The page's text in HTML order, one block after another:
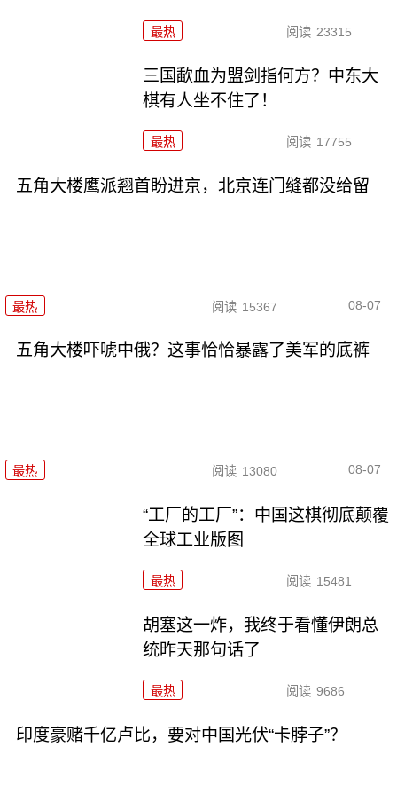
最热 阅读 23315
三国歃血为盟剑指何方？中东大
棋有人坐不住了！
最热 阅读 17755
五角大楼鹰派翘首盼进京，北京连门缝都没给留
最热 阅读 15367 08-07
五角大楼吓唬中俄？这事恰恰暴露了美军的底裤
最热 阅读 13080 08-07
“工厂的工厂”：中国这棋彻底颠覆
全球工业版图
最热 阅读 15481
胡塞这一炸，我终于看懂伊朗总
统昨天那句话了
最热 阅读 9686
印度豪赌千亿卢比，要对中国光伏“卡脖子”？